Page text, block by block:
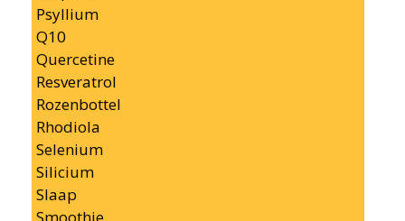
Psyllium
Q10
Quercetine
Resveratrol
Rozenbottel
Rhodiola
Selenium
Silicium
Slaap